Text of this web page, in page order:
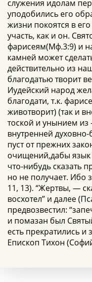
служения идолам
уподобились его
жизни покоятся в
участь, как и он.
фарисеям(Мф.3:9) и
камней может
действительно из
благодатью творит
Иудейский народ
благодати, т.к.
животворит) (так и
тоской и унынием из
внутренней
пуст от прежних
очищений,дабы язык
что-нибудь сказать
но не получает. Ибо
11, 13). “Жертвы, —
восхотел” и далее
предвозвестил:
и помазан был
есть прекратились и
Епископ Тихон